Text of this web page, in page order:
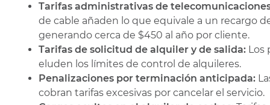
Tarifas administrativas de
de cable añaden lo que equivale a un recargo
generando cerca de $450 al año por cliente.
Tarifas de solicitud de alquiler y de salida: Los
eluden los límites de control de alquileres.
Penalizaciones por terminación anticipada:
cobran tarifas excesivas por cancelar el servicio.